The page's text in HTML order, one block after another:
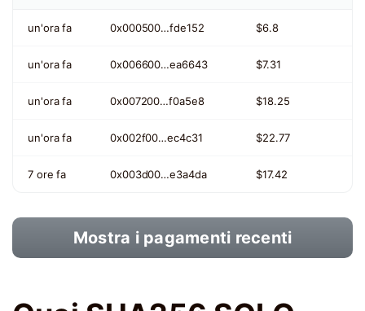
un'ora fa 0x000500…fde152 $6.8
un'ora fa 0x006600…ea6643 $7.31
un'ora fa 0x007200…f0a5e8 $18.25
un'ora fa 0x002f00…ec4c31 $22.77
7 ore fa 0x003d00…e3a4da $17.42
Mostra i pagamenti recenti